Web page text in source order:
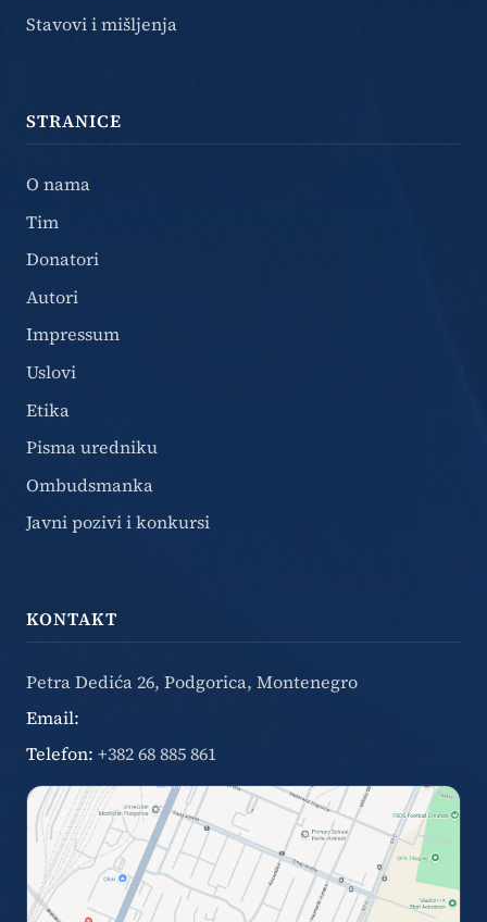
Stavovi i mišljenja
STRANICE
O nama
Tim
Donatori
Autori
Impressum
Uslovi
Etika
Pisma uredniku
Ombudsmanka
Javni pozivi i konkursi
KONTAKT
Petra Dedića 26, Podgorica, Montenegro
Email:
Telefon: +382 68 885 861